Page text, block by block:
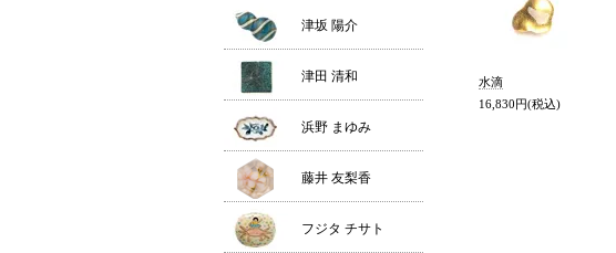
水滴
16,830円(税込)
津坂 陽介
津田 清和
浜野 まゆみ
藤井 友梨香
フジタ チサト